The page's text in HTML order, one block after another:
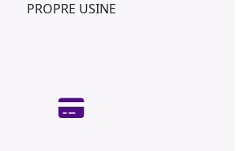
PROPRE USINE